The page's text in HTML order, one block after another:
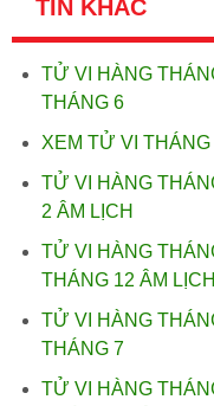
TIN KHÁC
TỬ VI HÀNG
THÁNG 6
XEM TỬ VI THÁNG
TỬ VI HÀNG
2 ÂM LỊCH
TỬ VI HÀNG
THÁNG 12 ÂM LỊCH
TỬ VI HÀNG
THÁNG 7
TỬ VI HÀNG